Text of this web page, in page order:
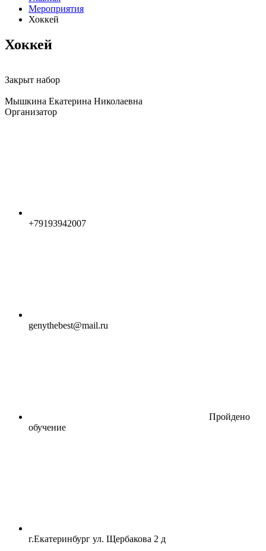
Мероприятия
Хоккей
Хоккей
Закрыт набор
Мышкина Екатерина Николаевна
Организатор
+79193942007
genythebest@mail.ru
Пройдено
обучение
г.Екатеринбург ул. Щербакова 2 д